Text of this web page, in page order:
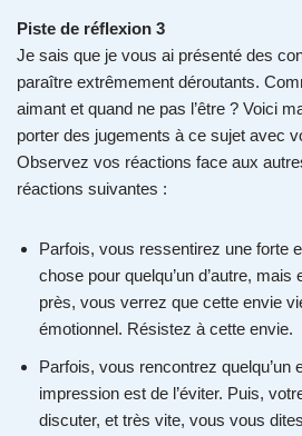
Piste de réflexion 3
Je sais que je vous ai présenté des
paraître extrêmement déroutants.
aimant et quand ne pas l’être ? Voici
porter des jugements à ce sujet avec
Observez vos réactions face aux
réactions suivantes :
Parfois, vous ressentirez une forte
chose pour quelqu’un d’autre,
près, vous verrez que cette envie
émotionnel. Résistez à cette envie.
Parfois, vous rencontrez quelqu’un
impression est de l’éviter. Puis,
discuter, et très vite, vous vous